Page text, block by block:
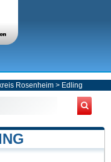
Rosenheim > Edling